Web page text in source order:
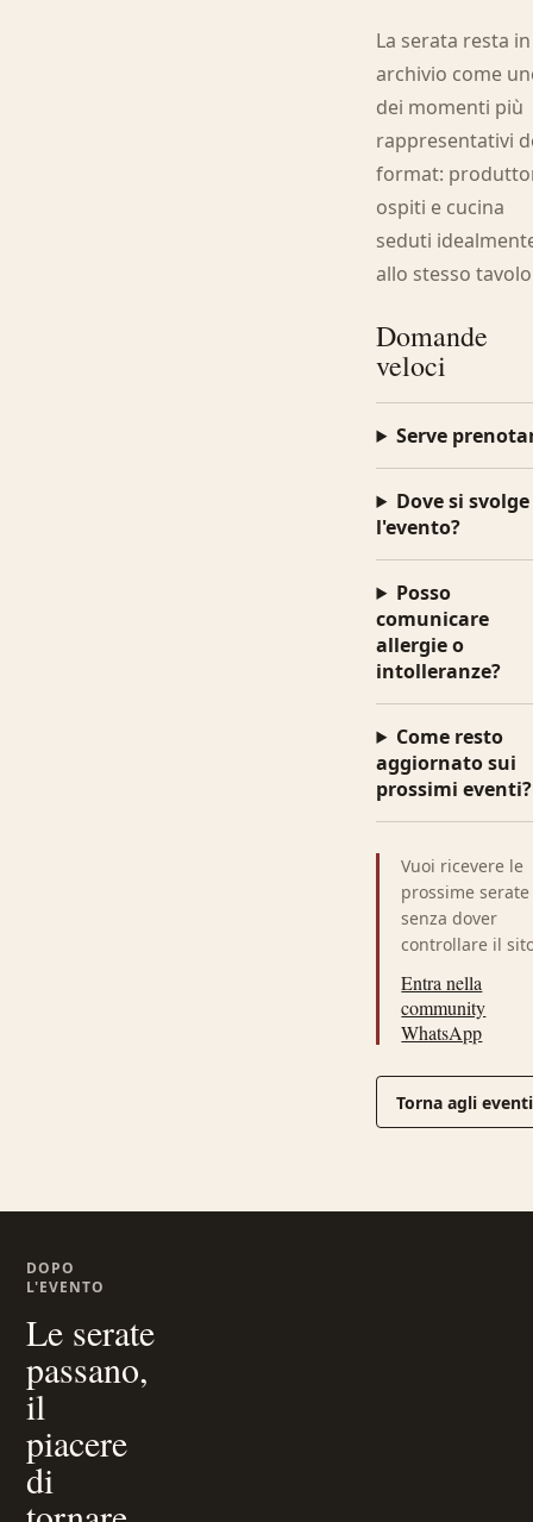
La serata resta in
archivio come
dei momenti più
rappresentativi
format:
ospiti e cucina
seduti
allo stesso
Domande
veloci
Serve
Dove si svolge
l'evento?
Posso
comunicare
allergie o
intolleranze?
Come resto
aggiornato sui
prossimi eventi?
Vuoi ricevere le
prossime serate
senza dover
controllare il
Entra nella
community
WhatsApp
Torna agli eventi
DOPO
L'EVENTO
Le serate
passano,
il
piacere
di